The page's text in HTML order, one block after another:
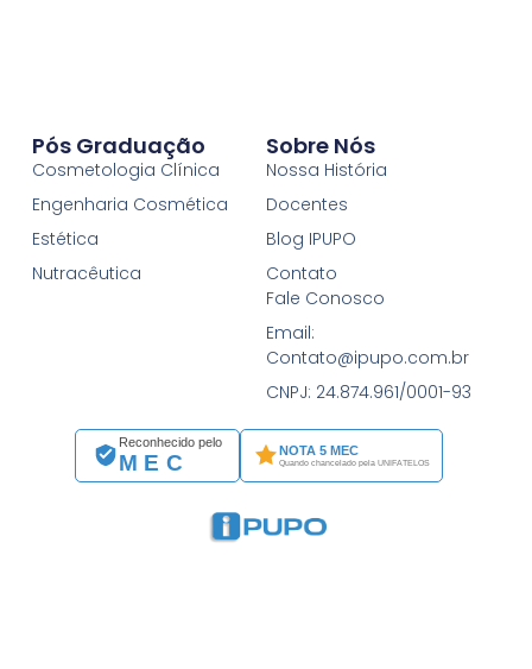
Reconhecido pelo
MEC
NOTA 5 MEC
Quando chancelado pela UNIFATELOS
Pós Graduação
Cosmetologia Clínica
Engenharia Cosmética
Estética
Nutracêutica
Sobre Nós
Nossa História
Docentes
Blog IPUPO
Contato
Fale Conosco
Email:
Contato@ipupo.com.br
CNPJ: 24.874.961/0001-93